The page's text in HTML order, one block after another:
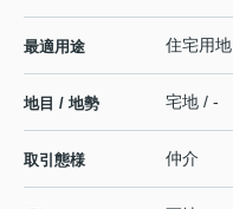
最適用途 住宅用地
地目 / 地勢 宅地 / -
取引態様 仲介